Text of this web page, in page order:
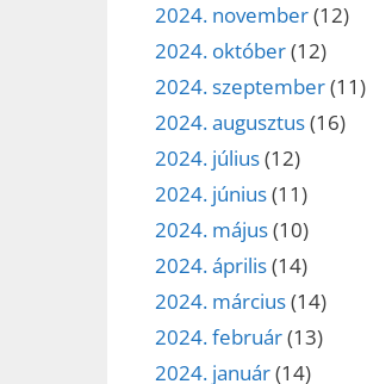
2024. november(12)
2024. október(12)
2024. szeptember(11)
2024. augusztus(16)
2024. július(12)
2024. június(11)
2024. május(10)
2024. április(14)
2024. március(14)
2024. február(13)
2024. január(14)